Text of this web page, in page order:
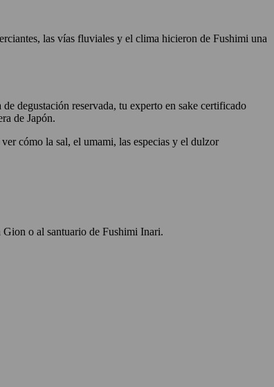
las vías fluviales y el clima hicieron de Fushimi una
degustación reservada, tu experto en sake certificado
de Japón.
cómo la sal, el umami, las especias y el dulzor
o al santuario de Fushimi Inari.